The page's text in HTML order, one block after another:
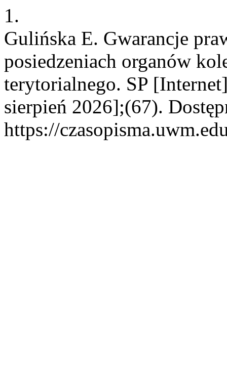
1.
Gulińska E. Gwarancje
posiedzeniach organów
terytorialnego. SP
sierpień 2026];(67).
https://